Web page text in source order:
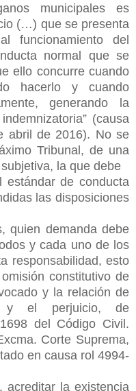
municipales es
(…) que se presenta
funcionamiento del
normal que se
ello concurre cuando
hacerlo y cuando
generando la
(causa
abril de 2016). No se
Tribunal, de una
la que debe
estándar de conducta
las disposiciones
quien demanda debe
y cada uno de los
responsabilidad, esto
constitutivo de
y la relación de
y el perjuicio, de
del Código Civil.
Corte Suprema,
en causa rol 4994-
acreditar la existencia